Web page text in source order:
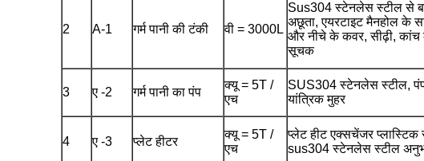
2 A-1 गर्म पानी की टंकी वी = 3000L
Sus304 स्टेनलेस स्टील से
अछूता, एयरटाइट मैनहोल के
और नीचे के कवर, सीढ़ी, कांच
सूचक
3 ए -2 गर्म पानी का पंप
क्यू = 5T /
एच
SUS304 स्टेनलेस स्टील,
यांत्रिक मुहर
4 ए -3 प्लेट हीटर
क्यू = 5T /
एच
प्लेट हीट एक्सचेंजर
sus304 स्टेनलेस स्टील